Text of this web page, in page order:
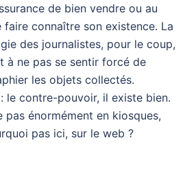
de bien vendre ou au
faire connaître son existence. La
des journalistes, pour le coup,
à ne pas se sentir forcé de
les objets collectés.
le contre-pouvoir, il existe bien.
pas énormément en kiosques,
pas ici, sur le web ?